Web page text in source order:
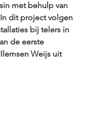
met behulp van
dit project volgen
bij telers in
de eerste
Weijs uit